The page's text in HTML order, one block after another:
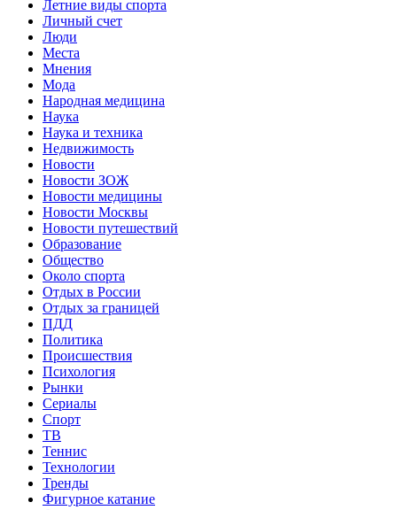
Летние виды спорта
Личный счет
Люди
Места
Мнения
Мода
Народная медицина
Наука
Наука и техника
Недвижимость
Новости
Новости ЗОЖ
Новости медицины
Новости Москвы
Новости путешествий
Образование
Общество
Около спорта
Отдых в России
Отдых за границей
ПДД
Политика
Происшествия
Психология
Рынки
Сериалы
Спорт
ТВ
Теннис
Технологии
Тренды
Фигурное катание